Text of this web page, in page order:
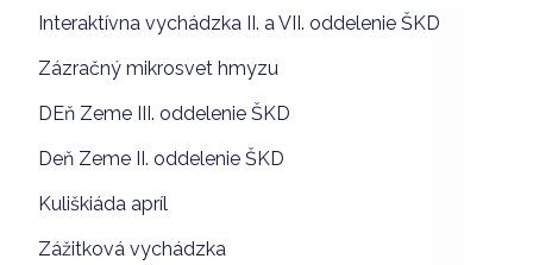
Interaktívna vychádzka II. a VII. oddelenie ŠKD
Zázračný mikrosvet hmyzu
DEň Zeme III. oddelenie ŠKD
Deň Zeme II. oddelenie ŠKD
Kuliškiáda apríl
Zážitková vychádzka